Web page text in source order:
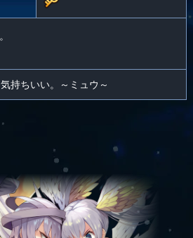
持ちいい。～ミュウ～